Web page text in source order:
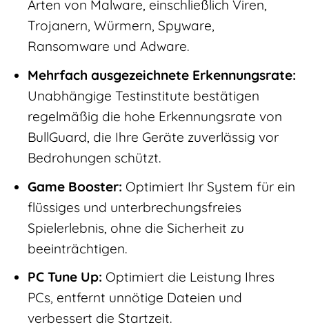
Arten von Malware, einschließlich Viren,
Trojanern, Würmern, Spyware,
Ransomware und Adware.
Mehrfach ausgezeichnete Erkennungsrate:
Unabhängige Testinstitute bestätigen
regelmäßig die hohe Erkennungsrate von
BullGuard, die Ihre Geräte zuverlässig vor
Bedrohungen schützt.
Game Booster: Optimiert Ihr System für ein
flüssiges und unterbrechungsfreies
Spielerlebnis, ohne die Sicherheit zu
beeinträchtigen.
PC Tune Up: Optimiert die Leistung Ihres
PCs, entfernt unnötige Dateien und
verbessert die Startzeit.